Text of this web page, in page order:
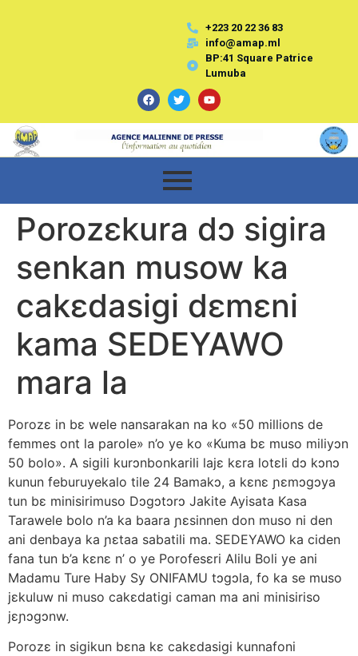
+223 20 22 36 83
info@amap.ml
BP:41 Square Patrice
Lumuba
Porozɛkura dɔ sigira
senkan musow ka
cakɛdasigi dɛmɛni
kama SEDEYAWO
mara la
Porozɛ in bɛ wele nansarakan na ko «50 millions de
femmes ont la parole» n’o ye ko «Kuma bɛ muso miliyɔn
50 bolo». A sigili kurɔnbonkarili lajɛ kɛra lotɛli dɔ kɔnɔ
kunun feburuyekalo tile 24 Bamakɔ, a kɛnɛ ɲɛmɔgɔya
tun bɛ minisirimuso Dɔgɔtɔrɔ Jakite Ayisata Kasa
Tarawele bolo n’a ka baara ɲɛsinnen don muso ni den
ani denbaya ka ɲɛtaa sabatili ma. SEDEYAWO ka ciden
fana tun b’a kɛnɛ n’ o ye Porofesɛri Alilu Boli ye ani
Madamu Ture Haby Sy ONIFAMU tɔgɔla, fo ka se muso
jɛkuluw ni muso cakɛdatigi caman ma ani minisiriso
jɛɲɔgɔnw.
Porozɛ in sigikun bɛna kɛ cakɛdasigi kunnafoni